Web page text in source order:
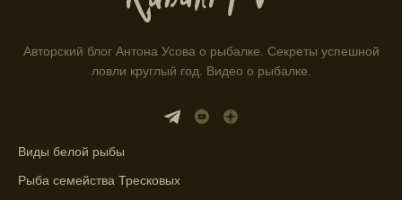
Информация о каждом типе рыбы в
места для рыбалки.
фаз и погодных условий на активность
ближайшие дни с прогнозом клева.
Авторский блог Антона Усова о рыбалке. Секреты успешной
ловли круглый год. Видео о рыбалке.
Виды белой рыбы
Рыба семейства Тресковых